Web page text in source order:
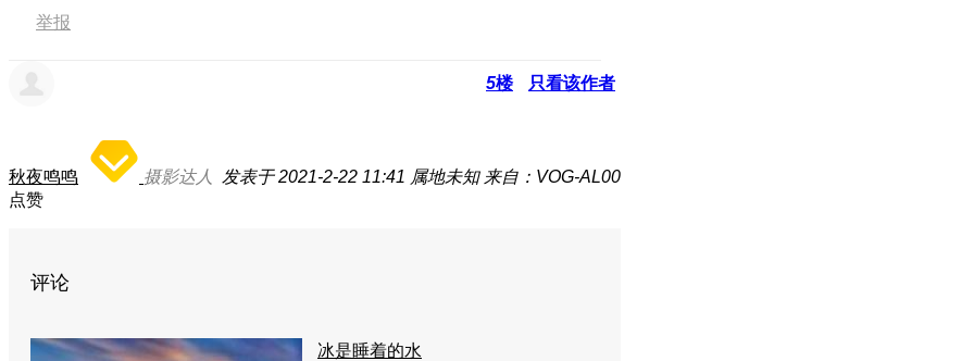
举报
5楼 只看该作者
秋夜鸣鸣 摄影达人 发表于 2021-2-22 11:41 属地未知 来自：VOG-AL00
点赞
评论
冰是睡着的水